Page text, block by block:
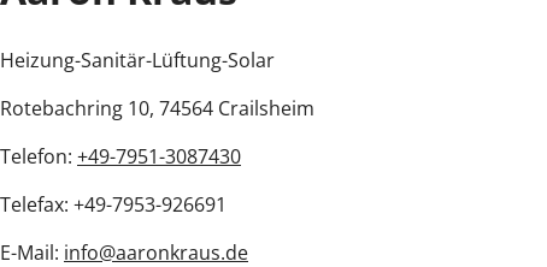
Heizung-Sanitär-Lüftung-Solar
Rotebachring 10, 74564 Crailsheim
Telefon: +49-7951-3087430
Telefax: +49-7953-926691
E-Mail: info@aaronkraus.de